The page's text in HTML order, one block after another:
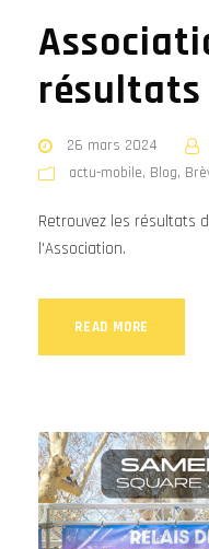
résultats
26 mars 2024
actu-mobile, Blog,
Retrouvez les résultats
l'Association.
READ MORE